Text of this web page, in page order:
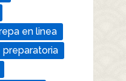
en linea
preparatoria